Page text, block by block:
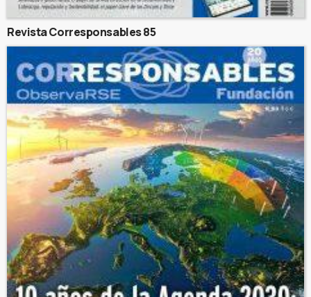
Revista Corresponsables 85